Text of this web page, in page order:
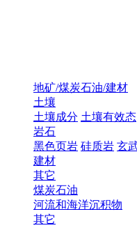
地矿/煤炭石油/建材
土壤
土壤成分 土壤有效态
岩石
黑色页岩 硅质岩 玄
建材
其它
煤炭石油
河流和海洋沉积物
其它